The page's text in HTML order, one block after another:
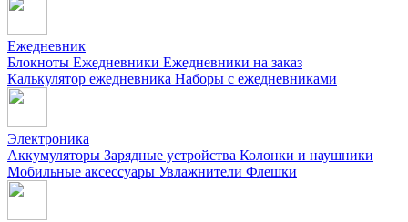
Ежедневник
Блокноты Ежедневники Ежедневники на заказ
Калькулятор ежедневника Наборы с ежедневниками
Электроника
Аккумуляторы Зарядные устройства Колонки и наушники
Мобильные аксессуары Увлажнители Флешки